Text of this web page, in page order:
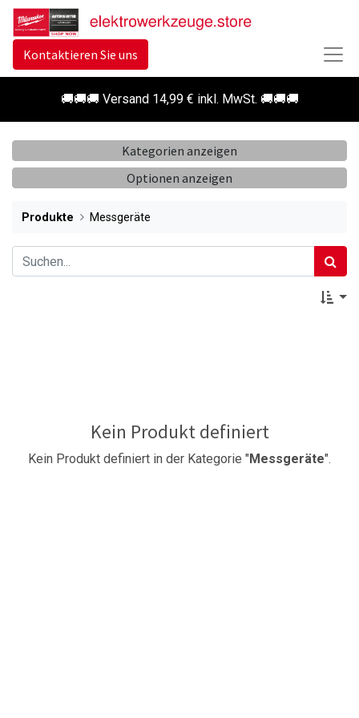
Kontaktieren Sie uns
🚚🚚🚚 Versand 14,99 € inkl. MwSt. 🚚🚚🚚
Kategorien anzeigen
Optionen anzeigen
Produkte Messgeräte
Kein Produkt definiert
Kein Produkt definiert in der Kategorie " Messgeräte".